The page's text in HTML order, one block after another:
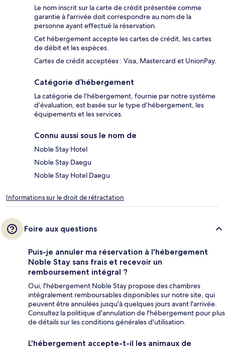
Le nom inscrit sur la carte de crédit présentée comme
garantie à l'arrivée doit correspondre au nom de la
personne ayant effectué la réservation.
Cet hébergement accepte les cartes de crédit, les cartes
de débit et les espèces.
Cartes de crédit acceptées : Visa, Mastercard et UnionPay.
Catégorie d’hébergement
La catégorie de l’hébergement, fournie par notre système
d’évaluation, est basée sur le type d’hébergement, les
équipements et les services.
Connu aussi sous le nom de
Noble Stay Hotel
Noble Stay Daegu
Noble Stay Hotel Daegu
Informations sur le droit de rétractation
Foire aux questions
Puis-je annuler ma réservation à l'hébergement
Noble Stay sans frais et recevoir un
remboursement intégral ?
Oui, l'hébergement Noble Stay propose des chambres
intégralement remboursables disponibles sur notre site, qui
peuvent être annulées jusqu'à quelques jours avant l'arrivée.
Consultez la politique d'annulation de l'hébergement pour plus
de détails sur les conditions générales d'utilisation.
L'hébergement accepte-t-il les animaux de